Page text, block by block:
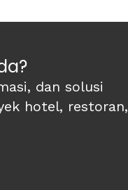
dan solusi
hotel, restoran,